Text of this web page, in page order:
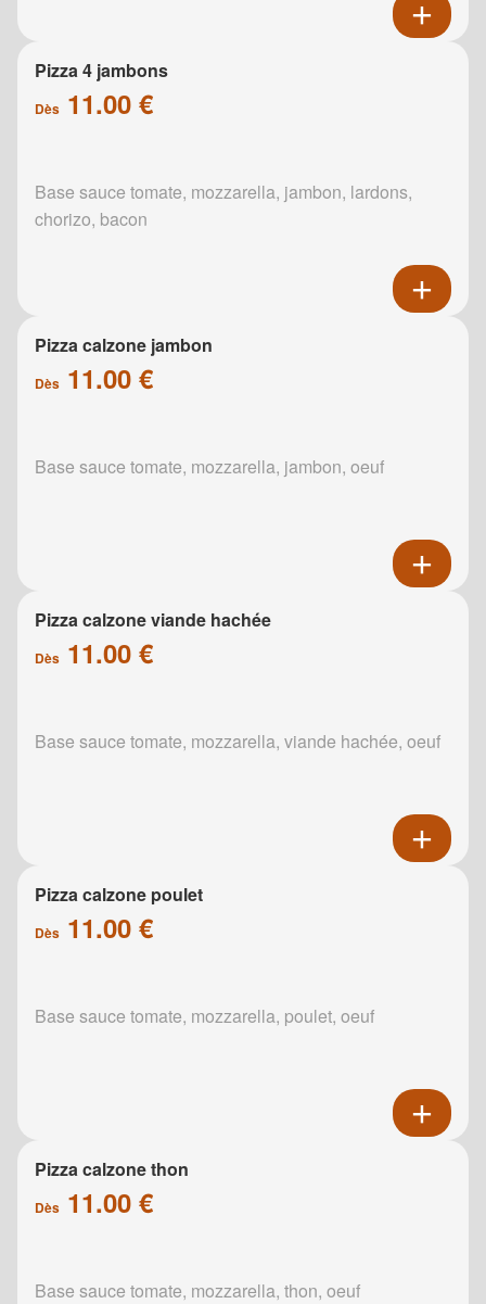
Pizza 4 jambons
Dès 11.00 €
Base sauce tomate, mozzarella, jambon, lardons,
chorizo, bacon
Pizza calzone jambon
Dès 11.00 €
Base sauce tomate, mozzarella, jambon, oeuf
Pizza calzone viande hachée
Dès 11.00 €
Base sauce tomate, mozzarella, viande hachée, oeuf
Pizza calzone poulet
Dès 11.00 €
Base sauce tomate, mozzarella, poulet, oeuf
Pizza calzone thon
Dès 11.00 €
Base sauce tomate, mozzarella, thon, oeuf